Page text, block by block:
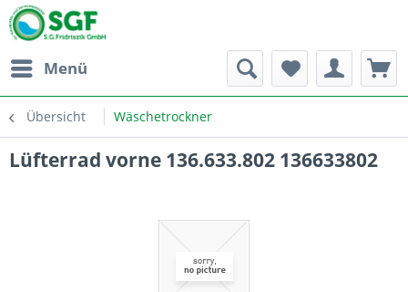
Menü
Übersicht Wäschetrockner
Lüfterrad vorne 136.633.802 136633802